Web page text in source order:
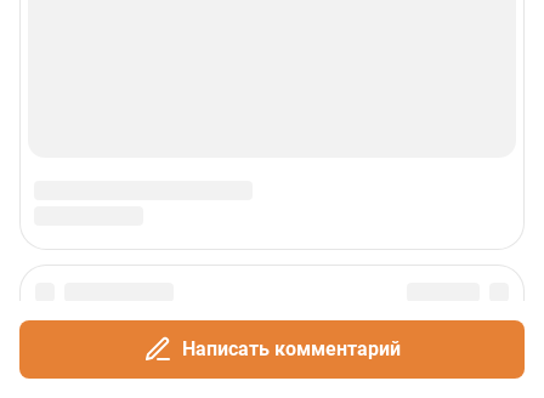
Написать комментарий